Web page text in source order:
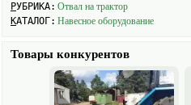
РУБРИКА: Отвал на трактор
КАТАЛОГ: Навесное обору­дование
Товары конкурентов